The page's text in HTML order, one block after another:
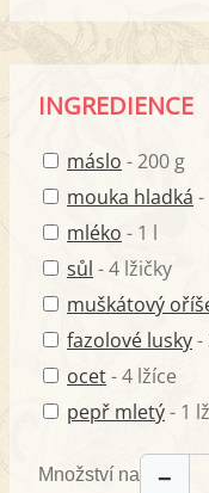
INGREDIENCE
máslo - 200 g
mouka hladká -
mléko - 1 l
sůl - 4 lžičky
muškátový
fazolové lusky-
ocet- 4 lžíce
pepř mletý- 1
Množství na −